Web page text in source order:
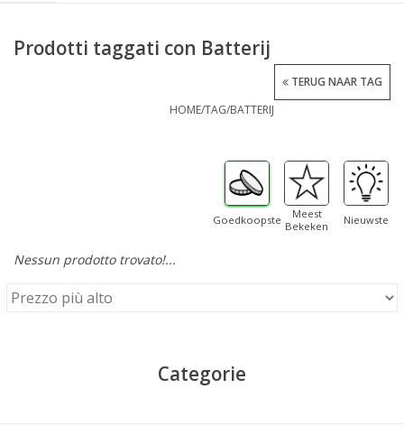
Prodotti taggati con Batterij
HOME/TAG/BATTERIJ
TERUG NAAR TAG
Goedkoopste
Meest
Bekeken
Nieuwste
Nessun prodotto trovato!...
Categorie